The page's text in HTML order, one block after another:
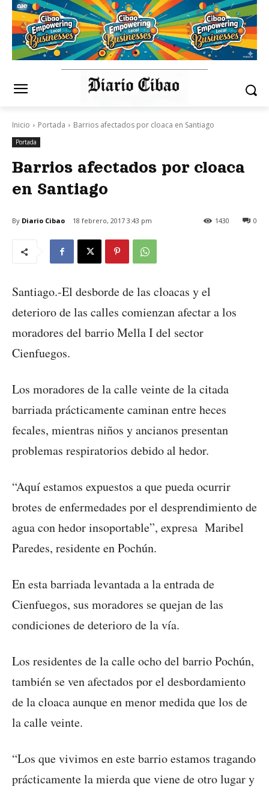
Inicio Portada Barrios afectados por cloaca en Santiago
Portada
Barrios afectados por cloaca
en Santiago
By Diario Cibao 18 febrero, 2017 3:43 pm 0
1430
Santiago.-El desborde de las cloacas y el
deterioro de las calles comienzan afectar a los
moradores del barrio Mella I del sector
Cienfuegos.
Los moradores de la calle veinte de la citada
barriada prácticamente caminan entre heces
fecales, mientras niños y ancianos presentan
problemas respiratorios debido al hedor.
“Aquí estamos expuestos a que pueda ocurrir
brotes de enfermedades por el desprendimiento de
agua con hedor insoportable”, expresa Maribel
Paredes, residente en Pochún.
En esta barriada levantada a la entrada de
Cienfuegos, sus moradores se quejan de las
condiciones de deterioro de la vía.
Los residentes de la calle ocho del barrio Pochún,
también se ven afectados por el desbordamiento
de la cloaca aunque en menor medida que los de
la calle veinte.
“Los que vivimos en este barrio estamos tragando
prácticamente la mierda que viene de otro lugar y